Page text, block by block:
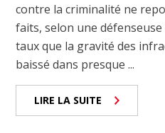
contre la criminalité ne
faits, selon une
taux que la gravité des
baissé dans presque ...
LIRE LA SUITE